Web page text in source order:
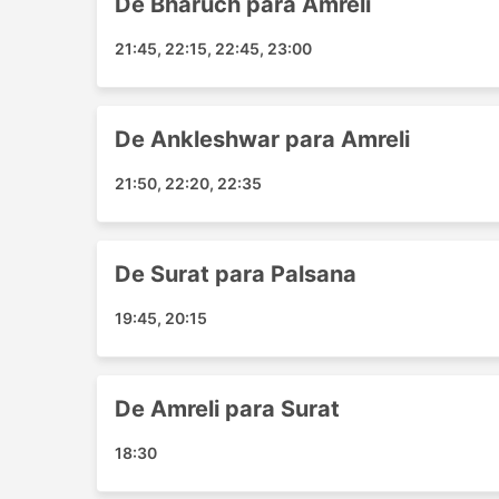
Amreli
Ankleshwar
MahuvaGujarat
Bhavnagar
Fedra
Principais Destinos da Khush
Os ônibus da Khush Travels percorre várias
Surat - Bhavnagar
Vadodara - Amreli
Bharuch - Amreli
21:45, 22:15, 22:45, 23:00
De Ankleshwar para Amreli
21:50, 22:20, 22:35
De Surat para Palsana
19:45, 20:15
De Amreli para Surat
18:30